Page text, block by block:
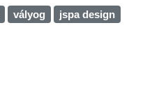
vályog jspa design